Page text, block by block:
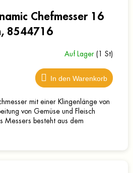
Chefmesser 16
8544716
Auf Lager (1 St)
In den Warenkorb
mit einer Klingenlänge von
von Gemüse und Fleisch
Messers besteht aus dem